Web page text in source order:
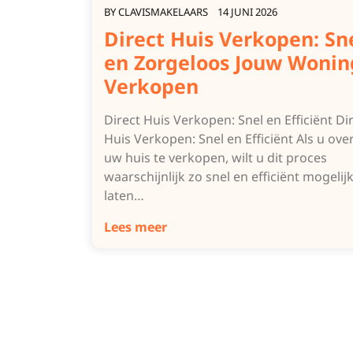
BYCLAVISMAKELAARS 14 JUNI 2026
Direct Huis Verkopen:
en Zorgeloos Jouw
Verkopen
Direct Huis Verkopen: Snel en Efficiënt
Huis Verkopen: Snel en Efficiënt Als u
uw huis te verkopen, wilt u dit proces
waarschijnlijk zo snel en efficiënt mogelijk
laten…
Lees meer